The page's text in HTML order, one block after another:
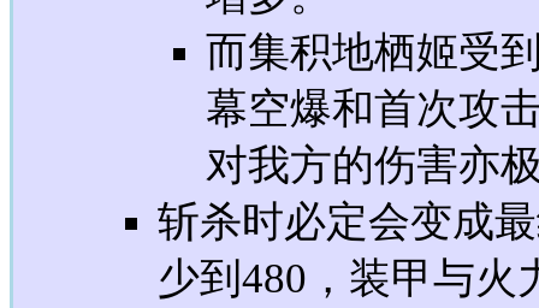
而集积地栖姬受
幕空爆和首次攻
对我方的伤害亦
斩杀时必定会变成
少到480，装甲与火